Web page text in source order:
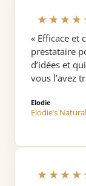
« Efficace et
prestataire
d’idées et
vous l’avez
Elodie
Elodie’s